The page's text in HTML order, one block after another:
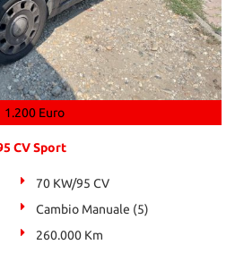
1.200 Euro
CV Sport
70 KW/95 CV
Cambio Manuale (5)
260.000 Km